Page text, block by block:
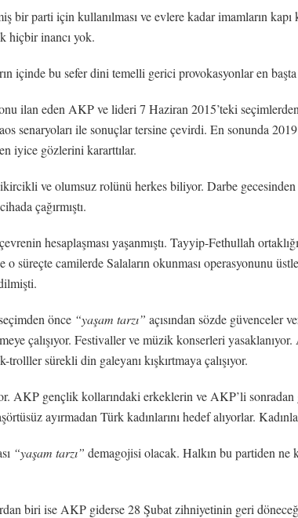
bir parti için kullanılması ve evlere kadar imamların
hiçbir inancı yok.
içinde bu sefer dini temelli gerici provokasyonlar en
ilan eden AKP ve lideri 7 Haziran 2015’teki
senaryoları ile sonuçlar tersine çevirdi. En sonunda
iyice gözlerini kararttılar.
ve olumsuz rolünü herkes biliyor. Darbe gecesinden
çağırmıştı.
hesaplaşması yaşanmıştı. Tayyip-Fethullah
o süreçte camilerde Salaların okunması operasyonunu
önce “yaşam tarzı” açısından sözde güvenceler
çalışıyor. Festivaller ve müzik konserleri
sürekli din galeyanı kışkırtmaya çalışıyor.
AKP gençlik kollarındaki erkeklerin ve AKP’li sonradan
ayırmadan Türk kadınlarını hedef alıyorlar.
“yaşam tarzı” demagojisi olacak. Halkın bu partiden ne
biri ise AKP giderse 28 Şubat zihniyetinin geri